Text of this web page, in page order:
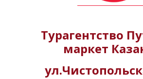
Турагентство
маркет